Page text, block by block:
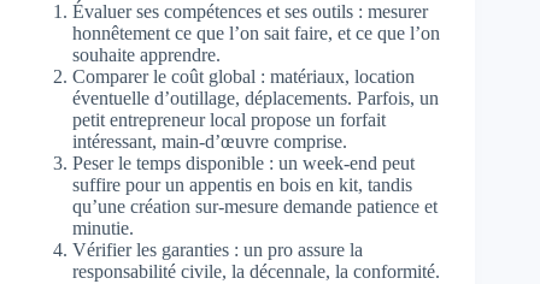
Évaluer ses compétences et ses outils : mesurer
honnêtement ce que l’on sait faire, et ce que l’on
souhaite apprendre.
Comparer le coût global : matériaux, location
éventuelle d’outillage, déplacements. Parfois, un
petit entrepreneur local propose un forfait
intéressant, main-d’œuvre comprise.
Peser le temps disponible : un week-end peut
suffire pour un appentis en bois en kit, tandis
qu’une création sur-mesure demande patience et
minutie.
Vérifier les garanties : un pro assure la
responsabilité civile, la décennale, la conformité.